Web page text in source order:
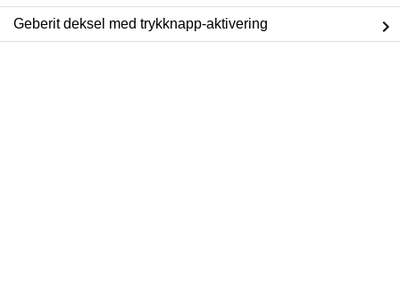
Geberit deksel med trykknapp-aktivering